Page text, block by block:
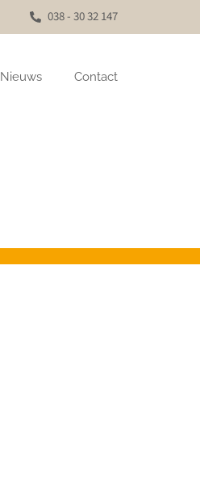
038 - 30 32 147
Nieuws Contact